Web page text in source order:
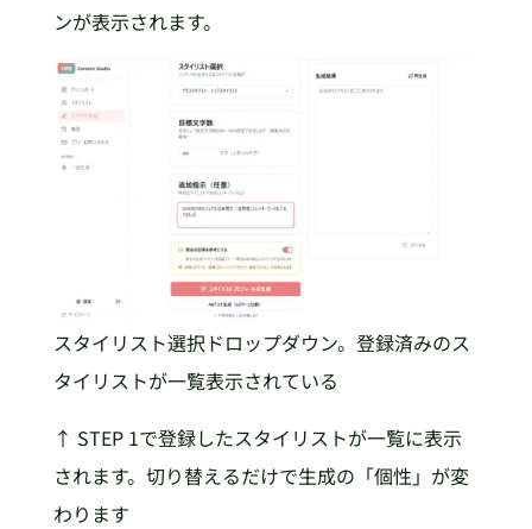
ンが表示されます。
スタイリスト選択ドロップダウン。登録済みのス
タイリストが一覧表示されている
↑ STEP 1で登録したスタイリストが一覧に表示
されます。切り替えるだけで生成の「個性」が変
わります